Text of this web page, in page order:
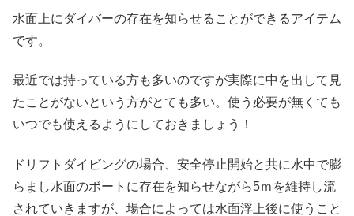
水面上にダイバーの存在を知らせることができるアイテム
です。
最近では持っている方も多いのですが実際に中を出して見
たことがないという方がとても多い。使う必要が無くても
いつでも使えるようにしておきましょう！
ドリフトダイビングの場合、安全停止開始と共に水中で膨
らまし水面のボートに存在を知らせながら5ｍを維持し流
されていきますが、場合によっては水面浮上後に使うこと